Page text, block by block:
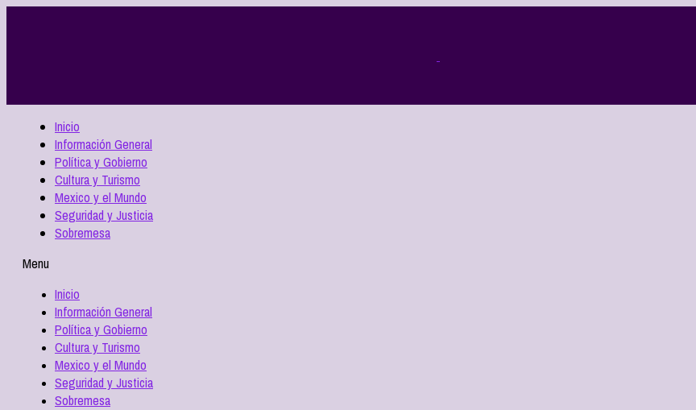
Inicio
Información General
Política y Gobierno
Cultura y Turismo
Mexico y el Mundo
Seguridad y Justicia
Sobremesa
Menu
Inicio
Información General
Política y Gobierno
Cultura y Turismo
Mexico y el Mundo
Seguridad y Justicia
Sobremesa